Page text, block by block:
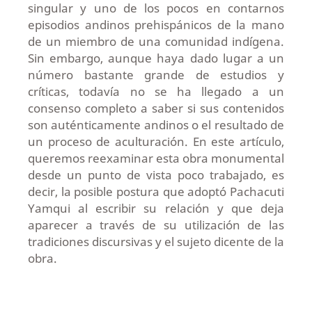
singular y uno de los pocos en contarnos
episodios andinos prehispánicos de la mano
de un miembro de una comunidad indígena.
Sin embargo, aunque haya dado lugar a un
número bastante grande de estudios y
críticas, todavía no se ha llegado a un
consenso completo a saber si sus contenidos
son auténticamente andinos o el resultado de
un proceso de aculturación. En este artículo,
queremos reexaminar esta obra monumental
desde un punto de vista poco trabajado, es
decir, la posible postura que adoptó Pachacuti
Yamqui al escribir su relación y que deja
aparecer a través de su utilización de las
tradiciones discursivas y el sujeto dicente de la
obra.